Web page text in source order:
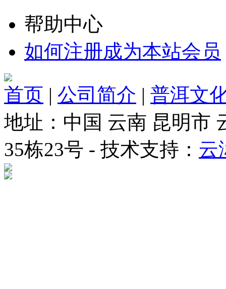
帮助中心
如何注册成为本站会员
首页 | 公司简介 | 普洱文
地址：中国 云南 昆明市
35栋23号 - 技术支持： 云